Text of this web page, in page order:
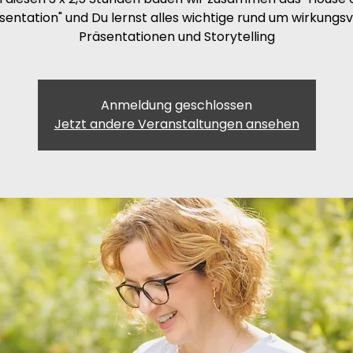
und Du lernst alles wichtige rund um
Präsentationen und Storytelling
Anmeldung geschlossen
Jetzt andere Veranstaltungen ansehen